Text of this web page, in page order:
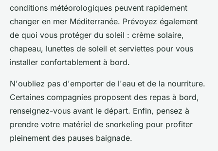
conditions météorologiques peuvent rapidement
changer en mer Méditerranée. Prévoyez également
de quoi vous protéger du soleil : crème solaire,
chapeau, lunettes de soleil et serviettes pour vous
installer confortablement à bord.
N'oubliez pas d'emporter de l'eau et de la nourriture.
Certaines compagnies proposent des repas à bord,
renseignez-vous avant le départ. Enfin, pensez à
prendre votre matériel de snorkeling pour profiter
pleinement des pauses baignade.